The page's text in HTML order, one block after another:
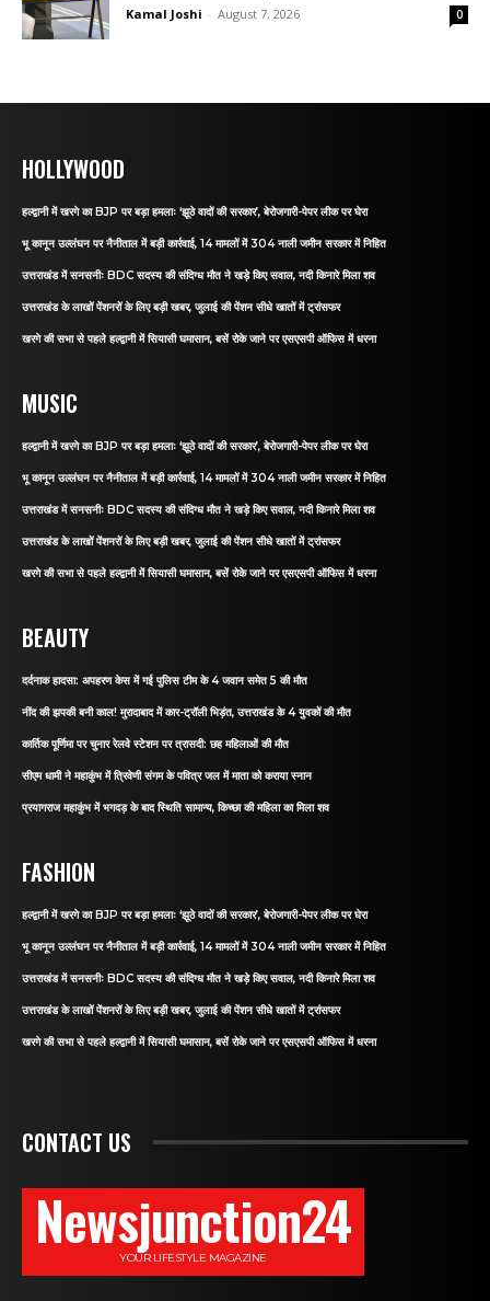
Kamal Joshi - August 7, 2026 0
HOLLYWOOD
हल्द्वानी में खरगे का BJP पर बड़ा हमलाः ‘झूठे वादों की सरकार’, बेरोजगारी-पेपर लीक पर घेरा
भू कानून उल्लंघन पर नैनीताल में बड़ी कार्रवाई, 14 मामलों में 304 नाली जमीन सरकार में निहित
उत्तराखंड में सनसनीः BDC सदस्य की संदिग्ध मौत ने खड़े किए सवाल, नदी किनारे मिला शव
उत्तराखंड के लाखों पेंशनरों के लिए बड़ी खबर, जुलाई की पेंशन सीधे खातों में ट्रांसफर
खरगे की सभा से पहले हल्द्वानी में सियासी घमासान, बसें रोके जाने पर एसएसपी ऑफिस में धरना
MUSIC
हल्द्वानी में खरगे का BJP पर बड़ा हमलाः ‘झूठे वादों की सरकार’, बेरोजगारी-पेपर लीक पर घेरा
भू कानून उल्लंघन पर नैनीताल में बड़ी कार्रवाई, 14 मामलों में 304 नाली जमीन सरकार में निहित
उत्तराखंड में सनसनीः BDC सदस्य की संदिग्ध मौत ने खड़े किए सवाल, नदी किनारे मिला शव
उत्तराखंड के लाखों पेंशनरों के लिए बड़ी खबर, जुलाई की पेंशन सीधे खातों में ट्रांसफर
खरगे की सभा से पहले हल्द्वानी में सियासी घमासान, बसें रोके जाने पर एसएसपी ऑफिस में धरना
BEAUTY
दर्दनाक हादसा: अपहरण केस में गई पुलिस टीम के 4 जवान समेत 5 की मौत
नींद की झपकी बनी काल! मुरादाबाद में कार-ट्रॉली भिड़ंत, उत्तराखंड के 4 युवकों की मौत
कार्तिक पूर्णिमा पर चुनार रेलवे स्टेशन पर त्रासदी: छह महिलाओं की मौत
सीएम धामी ने महाकुंभ में त्रिवेणी संगम के पवित्र जल में माता को कराया स्नान
प्रयागराज महाकुंभ में भगदड़ के बाद स्थिति सामान्य, किच्छा की महिला का मिला शव
FASHION
हल्द्वानी में खरगे का BJP पर बड़ा हमलाः ‘झूठे वादों की सरकार’, बेरोजगारी-पेपर लीक पर घेरा
भू कानून उल्लंघन पर नैनीताल में बड़ी कार्रवाई, 14 मामलों में 304 नाली जमीन सरकार में निहित
उत्तराखंड में सनसनीः BDC सदस्य की संदिग्ध मौत ने खड़े किए सवाल, नदी किनारे मिला शव
उत्तराखंड के लाखों पेंशनरों के लिए बड़ी खबर, जुलाई की पेंशन सीधे खातों में ट्रांसफर
खरगे की सभा से पहले हल्द्वानी में सियासी घमासान, बसें रोके जाने पर एसएसपी ऑफिस में धरना
CONTACT US
Newsjunction24
YOUR LIFESTYLE MAGAZINE